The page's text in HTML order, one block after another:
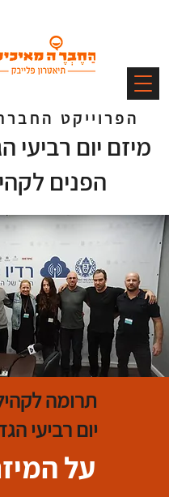
הפרוייקט
מיזם יום רביעי
הפנים
תרומה
יום רביעי
על